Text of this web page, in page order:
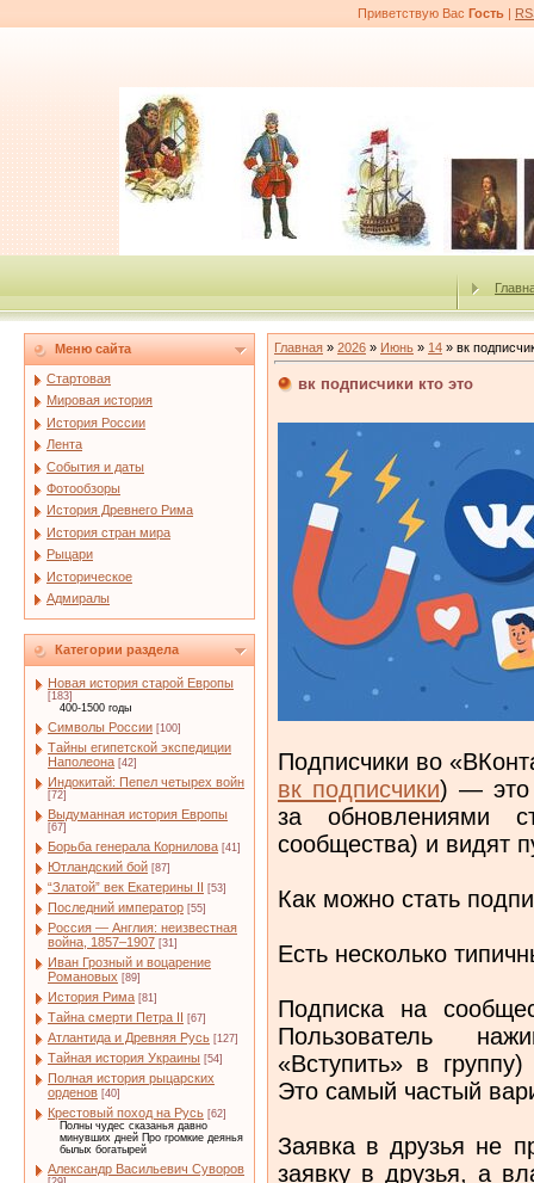
Приветствую Вас Гость |
Меню сайта
Стартовая
Мировая история
История России
Лента
События и даты
Фотообзоры
История Древнего Рима
История стран мира
Рыцари
Историческое
Адмиралы
Категории раздела
Новая история старой Европы
[183]
400-1500 годы
Символы России [100]
Тайны египетской экспедиции
Наполеона [42]
Индокитай: Пепел четырех войн
[72]
Выдуманная история Европы
[67]
Борьба генерала Корнилова [41]
Ютландский бой [87]
“Златой” век Екатерины II [53]
Последний император [55]
Россия — Англия: неизвестная
война, 1857–1907 [31]
Иван Грозный и воцарение
Романовых [89]
История Рима [81]
Тайна смерти Петра II [67]
Атлантида и Древняя Русь [127]
Тайная история Украины [54]
Полная история рыцарских
орденов [40]
Крестовый поход на Русь [62]
Полны чудес сказанья давно
минувших дней Про громкие деянья
былых богатырей
Александр Васильевич Суворов
Главная » 2026 » Июнь » 14 » вк
вк подписчики кто это
Подписчики во
вк подписчики) — это
за обновлениями
сообщества) и видят
Как можно стать
Есть несколько
Подписка на
Пользователь
«Вступить» в
Это самый частый
Заявка в друзья не
заявку в друзья, а